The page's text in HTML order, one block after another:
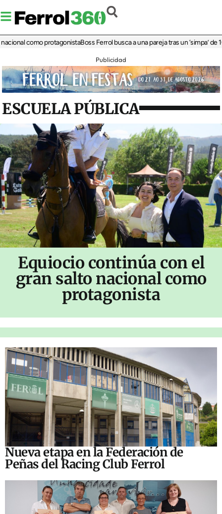
como protagonistaBoss Ferrol busca a una pareja tras un ‘simpa’ de 100
Publicidad
ESCUELA PÚBLICA
Equiocio continúa con el
gran salto nacional como
protagonista
Nueva etapa en la Federación de
Peñas del Racing Club Ferrol